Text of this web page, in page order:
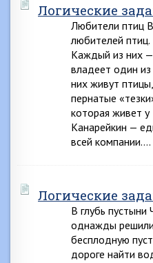
Логические
Любители птиц
любителей
Каждый из них —
владеет один
них живут
пернатые
которая живет
Канарейкин —
всей компании….
Логические
В глубь пустыни
однажды
бесплодную
дороге найти